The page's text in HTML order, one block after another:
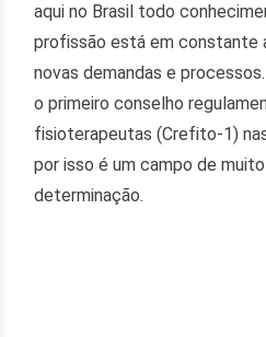
aqui no Brasil todo
profissão está em constante
novas demandas e
o primeiro conselho
fisioterapeutas (Crefito-1)
por isso é um campo de
determinação.